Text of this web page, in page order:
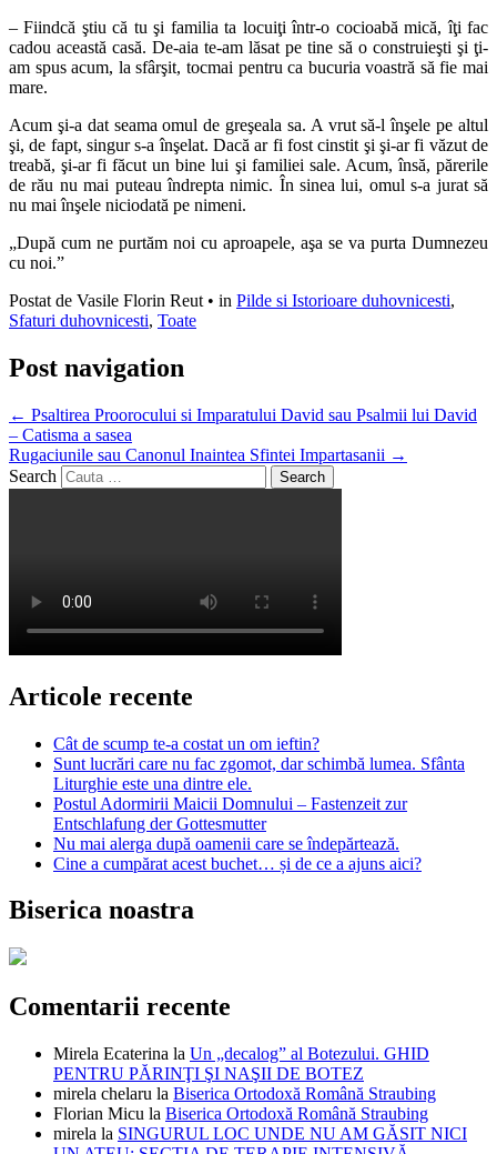
– Fiindcă ştiu că tu şi familia ta locuiţi într-o cocioabă mică, îţi fac
cadou această casă. De-aia te-am lăsat pe tine să o construieşti şi ţi-
am spus acum, la sfârşit, tocmai pentru ca bucuria voastră să fie mai
mare.
Acum şi-a dat seama omul de greşeala sa. A vrut să-l înşele pe altul
şi, de fapt, singur s-a înşelat. Dacă ar fi fost cinstit şi şi-ar fi văzut de
treabă, şi-ar fi făcut un bine lui şi familiei sale. Acum, însă, părerile
de rău nu mai puteau îndrepta nimic. În sinea lui, omul s-a jurat să
nu mai înşele niciodată pe nimeni.
„După cum ne purtăm noi cu aproapele, aşa se va purta Dumnezeu
cu noi.”
Postat de Vasile Florin Reut • in Pilde si Istorioare duhovnicesti,
Sfaturi duhovnicesti, Toate
Post navigation
← Psaltirea Proorocului si Imparatului David sau Psalmii lui David
– Catisma a sasea
Rugaciunile sau Canonul Inaintea Sfintei Impartasanii →
Search
Articole recente
Cât de scump te-a costat un om ieftin?
Sunt lucrări care nu fac zgomot, dar schimbă lumea. Sfânta
Liturghie este una dintre ele.
Postul Adormirii Maicii Domnului – Fastenzeit zur
Entschlafung der Gottesmutter
Nu mai alerga după oamenii care se îndepărtează.
Cine a cumpărat acest buchet… și de ce a ajuns aici?
Biserica noastra
Comentarii recente
Mirela Ecaterina la Un „decalog” al Botezului. GHID
PENTRU PĂRINŢI ŞI NAŞII DE BOTEZ
mirela chelaru la Biserica Ortodoxă Română Straubing
Florian Micu la Biserica Ortodoxă Română Straubing
mirela la SINGURUL LOC UNDE NU AM GĂSIT NICI